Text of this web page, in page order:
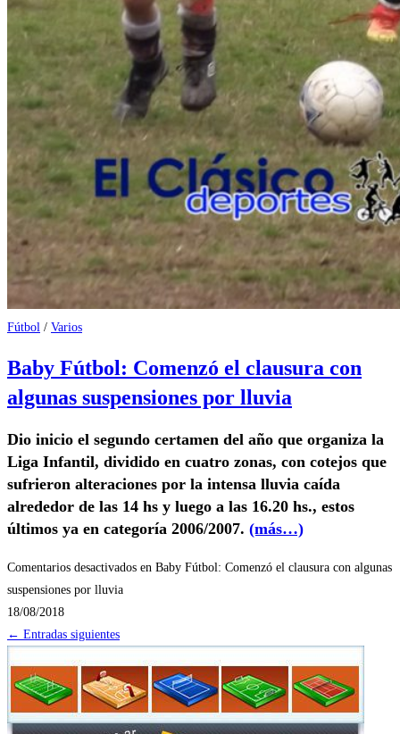
Fútbol / Varios
Baby Fútbol: Comenzó el clausura con
algunas suspensiones por lluvia
Dio inicio el segundo certamen del año que organiza la
Liga Infantil, dividido en cuatro zonas, con cotejos que
sufrieron alteraciones por la intensa lluvia caída
alrededor de las 14 hs y luego a las 16.20 hs., estos
últimos ya en categoría 2006/2007. (más…)
Comentarios desactivados en Baby Fútbol: Comenzó el clausura con algunas
suspensiones por lluvia
18/08/2018
← Entradas siguientes